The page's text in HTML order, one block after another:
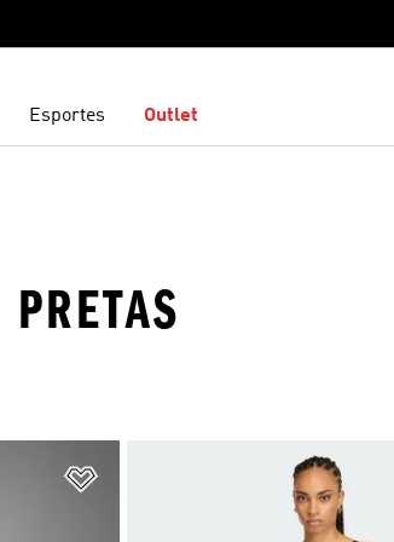
Esportes Outlet
Adicionar à Lista de Desejos